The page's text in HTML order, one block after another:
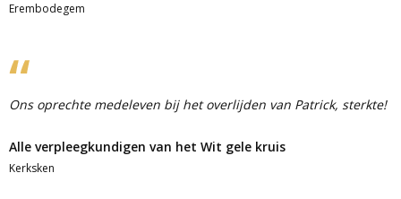
Erembodegem
Ons oprechte medeleven bij het overlijden van Patrick, sterkte!
Alle verpleegkundigen van het Wit gele kruis
Kerksken